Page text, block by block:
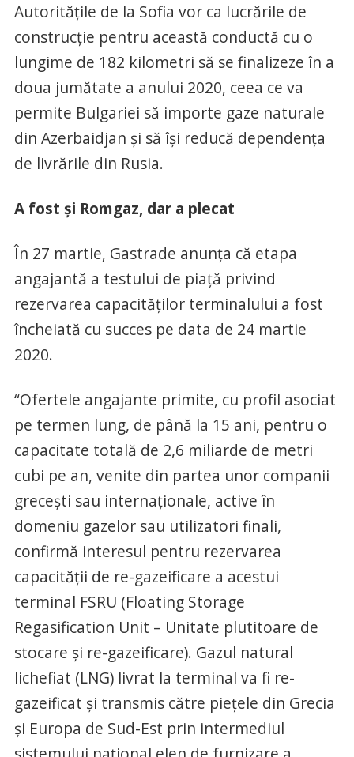
Autorităţile de la Sofia vor ca lucrările de
construcţie pentru această conductă cu o
lungime de 182 kilometri să se finalizeze în a
doua jumătate a anului 2020, ceea ce va
permite Bulgariei să importe gaze naturale
din Azerbaidjan şi să îşi reducă dependenţa
de livrările din Rusia.
A fost și Romgaz, dar a plecat
În 27 martie, Gastrade anunța că etapa
angajantă a testului de piață privind
rezervarea capacităților terminalului a fost
încheiată cu succes pe data de 24 martie
2020.
“Ofertele angajante primite, cu profil asociat
pe termen lung, de până la 15 ani, pentru o
capacitate totală de 2,6 miliarde de metri
cubi pe an, venite din partea unor companii
grecești sau internaționale, active în
domeniu gazelor sau utilizatori finali,
confirmă interesul pentru rezervarea
capacității de re-gazeificare a acestui
terminal FSRU (Floating Storage
Regasification Unit – Unitate plutitoare de
stocare și re-gazeificare). Gazul natural
lichefiat (LNG) livrat la terminal va fi re-
gazeificat și transmis către piețele din Grecia
și Europa de Sud-Est prin intermediul